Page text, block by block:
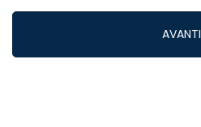
AVANTI